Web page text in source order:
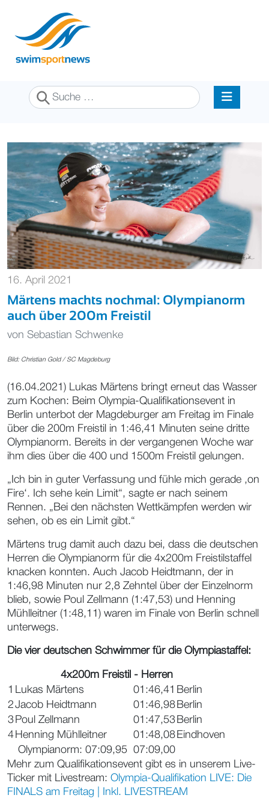
Suchen
16. April 2021
Märtens machts nochmal: Olympianorm
auch über 200m Freistil
von Sebastian Schwenke
Bild: Christian Gold / SC Magdeburg
(16.04.2021) Lukas Märtens bringt erneut das Wasser
zum Kochen: Beim Olympia-Qualifikationsevent in
Berlin unterbot der Magdeburger am Freitag im Finale
über die 200m Freistil in 1:46,41 Minuten seine dritte
Olympianorm. Bereits in der vergangenen Woche war
ihm dies über die 400 und 1500m Freistil gelungen.
„Ich bin in guter Verfassung und fühle mich gerade ,on
Fire‘. Ich sehe kein Limit“, sagte er nach seinem
Rennen. „Bei den nächsten Wettkämpfen werden wir
sehen, ob es ein Limit gibt.“
Märtens trug damit auch dazu bei, dass die deutschen
Herren die Olympianorm für die 4x200m Freistilstaffel
knacken konnten. Auch Jacob Heidtmann, der in
1:46,98 Minuten nur 2,8 Zehntel über der Einzelnorm
blieb, sowie Poul Zellmann (1:47,53) und Henning
Mühlleitner (1:48,11) waren im Finale von Berlin schnell
unterwegs.
Die vier deutschen Schwimmer für die Olympiastaffel:
4x200m Freistil - Herren
1
Lukas Märtens 01:46,41 Berlin
2Jacob Heidtmann 01:46,98 Berlin
3 Poul Zellmann 01:47,53 Berlin
4 Henning Mühlleitner 01:48,08 Eindhoven
Olympianorm: 07:09,95
07:09,00
Mehr zum Qualifikationsevent gibt es in unserem Live-
Ticker mit Livestream: Olympia-Qualifikation LIVE: Die
FINALS am Freitag | Inkl. LIVESTREAM